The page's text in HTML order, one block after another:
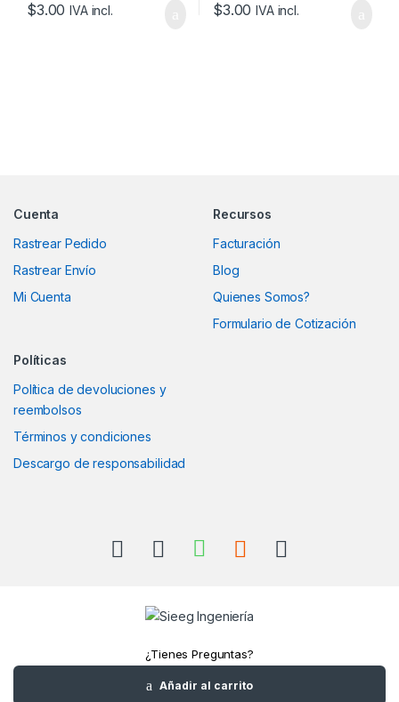
Añadir al carrito
$3.00 IVA incl. $3.00 IVA incl.
Cuenta
Rastrear Pedido
Rastrear Envío
Mi Cuenta
Recursos
Facturación
Blog
Quienes Somos?
Formulario de Cotización
Políticas
Política de devoluciones y
reembolsos
Términos y condiciones
Descargo de responsabilidad
¿Tienes Preguntas?
Llámanos
+52(961)1180157